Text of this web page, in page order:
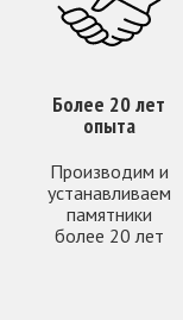
Более 20 лет
опыта
Производим и
устанавливаем
памятники
более 20 лет